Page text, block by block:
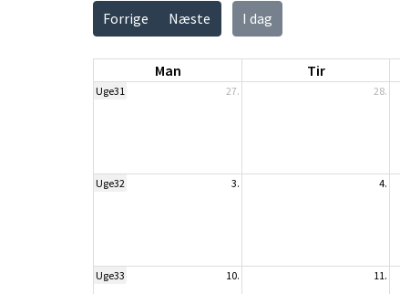
Forrige Næste I dag
Man Tir
Uge31 27. 28.
Uge32 3. 4.
Uge33 10. 11.